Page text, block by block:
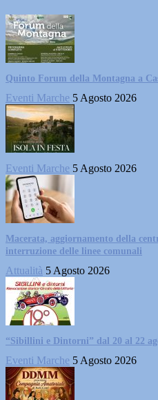
Quinto Forum della Montagna a
Eventi Marche 5 Agosto 2026
Eventi Marche 5 Agosto 2026
Macerata, aggiornamento della
interruzione delle linee comunali
Attualità 5 Agosto 2026
“Sibillini e Dintorni” dal 20 al 22
Eventi Marche 5 Agosto 2026